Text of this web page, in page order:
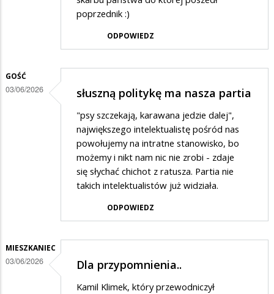
poprzednik :)
ODPOWIEDZ
GOŚĆ
03/06/2026 słuszną politykę ma nasza partia
"psy szczekają, karawana jedzie dalej",
największego intelektualistę pośród nas
powołujemy na intratne stanowisko, bo
możemy i nikt nam nic nie zrobi - zdaje
się słychać chichot z ratusza. Partia nie
takich intelektualistów już widziała.
ODPOWIEDZ
MIESZKANIEC
03/06/2026 Dla przypomnienia..
Kamil Klimek, który przewodniczył